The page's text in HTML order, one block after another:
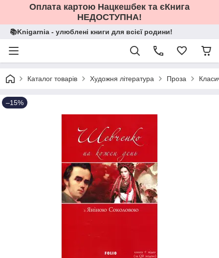
Оплата картою Нацкешбек та єКнига
НЕДОСТУПНА!
📚Knigarnia - улюблені книги для всієї родини!
Каталог товарів Художня література Проза
–15%